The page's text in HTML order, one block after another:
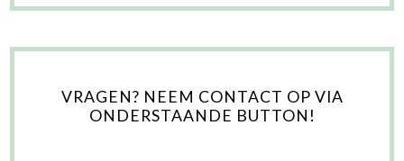
VRAGEN? NEEM CONTACT OP VIA
ONDERSTAANDE BUTTON!